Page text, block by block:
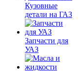
Кузовные
детали на ГАЗ
Запчасти для
УАЗ